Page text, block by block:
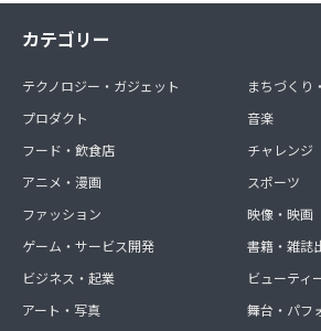
カテゴリー
テクノロジー・ガジェット
プロダクト
フード・飲食店
アニメ・漫画
ファッション
ゲーム・サービス開発
ビジネス・起業
アート・写真
まちづくり
音楽
チャレンジ
スポーツ
映像・映画
書籍・雑誌
ビューティ
舞台・パフ